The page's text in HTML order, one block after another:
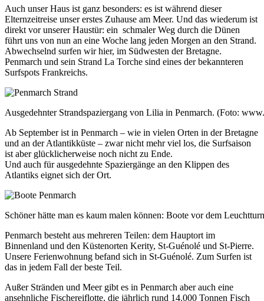
Auch unser Haus ist ganz besonders: es ist während dieser
Elternzeitreise unser erstes Zuhause am Meer. Und das wiederum ist
direkt vor unserer Haustür: ein schmaler Weg durch die Dünen
führt uns von nun an eine Woche lang jeden Morgen an den Strand.
Abwechselnd surfen wir hier, im Südwesten der Bretagne.
Penmarch und sein Strand La Torche sind eines der bekannteren
Surfspots Frankreichs.
Ausgedehnter Strandspaziergang von Lilia in Penmarch. (Foto:
Ab September ist in Penmarch – wie in vielen Orten in der Bretagne
und an der Atlantikküste – zwar nicht mehr viel los, die Surfsaison
ist aber glücklicherweise noch nicht zu Ende.
Und auch für ausgedehnte Spaziergänge an den Klippen des
Atlantiks eignet sich der Ort.
Schöner hätte man es kaum malen können: Boote vor dem
Penmarch besteht aus mehreren Teilen: dem Hauptort im
Binnenland und den Küstenorten Kerity, St-Guénolé und St-Pierre.
Unsere Ferienwohnung befand sich in St-Guénolé. Zum Surfen ist
das in jedem Fall der beste Teil.
Außer Stränden und Meer gibt es in Penmarch aber auch eine
ansehnliche Fischereiflotte, die jährlich rund 14.000 Tonnen Fisch